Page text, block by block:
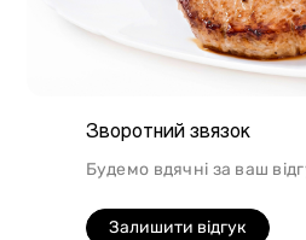
Зворотний звязок
Будемо вдячні за ваш
Залишити відгук